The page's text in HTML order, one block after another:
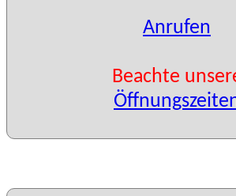
Anrufen
Beachte